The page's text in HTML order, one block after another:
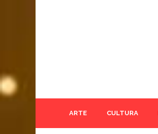
ARTE CULTURA